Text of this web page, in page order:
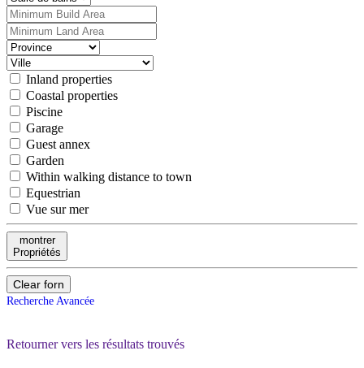
Inland properties
Coastal properties
Piscine
Garage
Guest annex
Garden
Within walking distance to town
Equestrian
Vue sur mer
montrer
Propriétés
Clear forn
Recherche Avancée
Retourner vers les résultats trouvés